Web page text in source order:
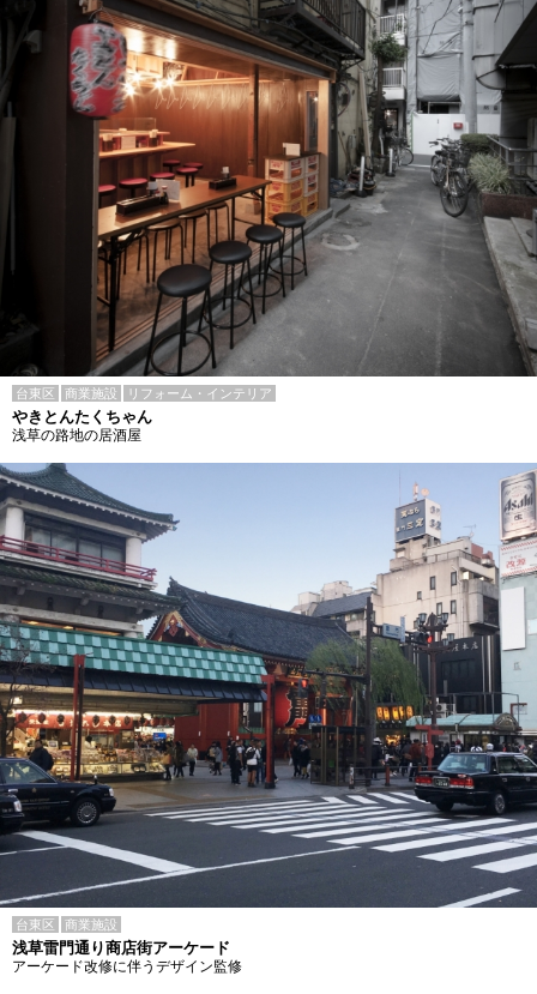
台東区 商業施設 リフォーム・インテリア
やきとんたくちゃん
浅草の路地の居酒屋
台東区 商業施設
浅草雷門通り商店街アーケード
アーケード改修に伴うデザイン監修